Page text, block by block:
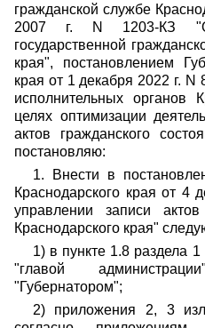
гражданской службе
2007 г. N 1203-КЗ "О
государственной
края", постановлением
края от 1 декабря 2022 г. N
исполнительных органов
целях оптимизации
актов гражданского
постановляю:
1. Внести в
Краснодарского края от 4
управлении записи
Краснодарского края"
1) в пункте 1.8 раздела
"главой
"Губернатором";
2) приложения 2, 3